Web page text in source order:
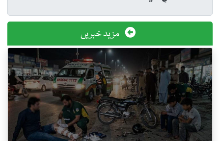
مزید خبریں